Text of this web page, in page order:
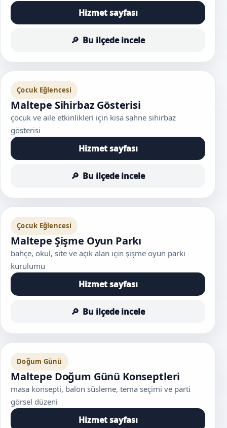
Hizmet sayfası
Bu ilçede incele
Çocuk Eğlencesi
Maltepe Sihirbaz Gösterisi
çocuk ve aile etkinlikleri için kısa sahne sihirbaz
gösterisi
Hizmet sayfası
Bu ilçede incele
Çocuk Eğlencesi
Maltepe Şişme Oyun Parkı
bahçe, okul, site ve açık alan için şişme oyun parkı
kurulumu
Hizmet sayfası
Bu ilçede incele
Doğum Günü
Maltepe Doğum Günü Konseptleri
masa konsepti, balon süsleme, tema seçimi ve parti
görsel düzeni
Hizmet sayfası